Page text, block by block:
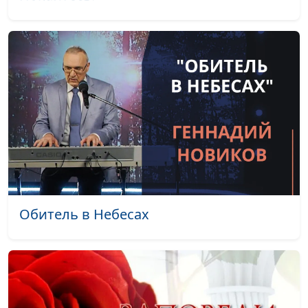
Не уходи
Напои меня
любовью
Юрий Щербатых #1930
Свет веры на пути Юрий Щербатых #1929
Дерево жизни Юрий Щербатых
Ты только поверь Анна Богатская #1927
Мне Господь
подарил тебя
Андрей Быков #1926
Спаси и сохрани
Просто так Андрей Быков #1923
Загадай желание Андрей Быков
Обитель в Небесах